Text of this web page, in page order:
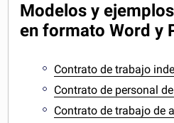
Modelos y
en formato Word y
Contrato de trabajo
Contrato de personal
Contrato de trabajo de